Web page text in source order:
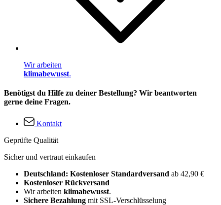
Wir arbeiten
klimabewusst.
Benötigst du Hilfe zu deiner Bestellung? Wir beantworten
gerne deine Fragen.
Kontakt
Geprüfte Qualität
Sicher und vertraut einkaufen
Deutschland: Kostenloser Standardversand ab 42,90 €
Kostenloser Rückversand
Wir arbeiten klimabewusst.
Sichere Bezahlung mit SSL-Verschlüsselung